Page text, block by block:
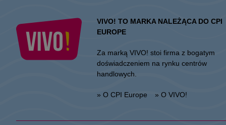
VIVO! TO MARKA NALEŻĄCA DO CPI
EUROPE
Za marką VIVO! stoi firma z bogatym
doświadczeniem na rynku centrów
handlowych.
» O CPI Europe » O VIVO!